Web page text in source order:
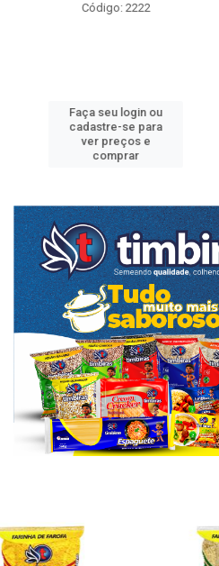
Código: 2222
Faça seu login ou
cadastre-se para
ver preços e
comprar